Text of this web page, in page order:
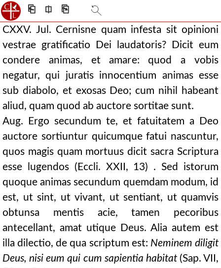
⎗ ⎅ ⎘
CXXV. Jul. Cernisne quam infesta sit opinioni
vestrae gratificatio Dei laudatoris? Dicit eum
condere animas, et amare: quod a vobis
negatur, qui juratis innocentium animas esse
sub diabolo, et exosas Deo; cum nihil habeant
aliud, quam quod ab auctore sortitae sunt.
Aug. Ergo secundum te, et fatuitatem a Deo
auctore sortiuntur quicumque fatui nascuntur,
quos magis quam mortuus dicit sacra Scriptura
esse lugendos (Eccli. XXII, 13) . Sed istorum
quoque animas secundum quemdam modum, id
est, ut sint, ut vivant, ut sentiant, ut quamvis
obtunsa mentis acie, tamen pecoribus
antecellant, amat utique Deus. Alia autem est
illa dilectio, de qua scriptum est: Neminem diligit
Deus, nisi eum qui cum sapientia habitat(Sap. VII,